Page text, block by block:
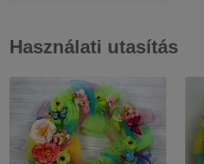
Használati utasítás